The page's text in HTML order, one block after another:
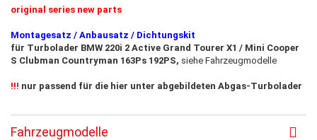
original series new parts
Montagesatz / Anbausatz / Dichtungskit
für Turbolader BMW 220i 2 Active Grand Tourer X1 / Mini Cooper
S Clubman Countryman 163Ps 192PS, siehe Fahrzeugmodelle
!!! nur passend für die hier unter abgebildeten Abgas-Turbolader
Fahrzeugmodelle